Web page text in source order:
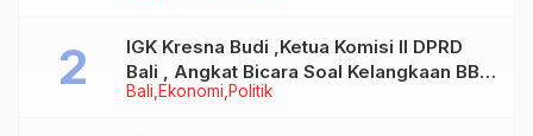
Bali Ekonomi Politik
IGK Kresna Budi ,Ketua Komisi II DPRD
Bali , Angkat Bicara Soal Kelangkaan BBM
Bersubsidi Jenis Solar